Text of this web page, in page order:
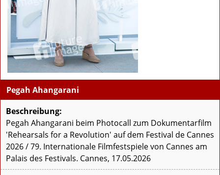
Pegah Ahangarani
Beschreibung:
Pegah Ahangarani beim Photocall zum Dokumentarfilm
'Rehearsals for a Revolution' auf dem Festival de Cannes
2026 / 79. Internationale Filmfestspiele von Cannes am
Palais des Festivals. Cannes, 17.05.2026